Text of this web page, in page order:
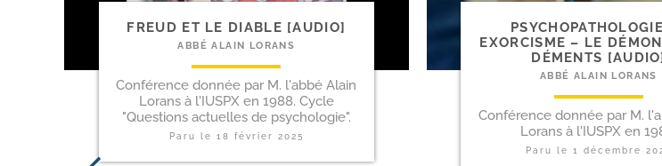
FREUD ET LE DIABLE [AUDIO]
ABBÉ ALAIN LORANS
Conférence donnée par M. l'abbé Alain
Lorans à l'IUSPX en 1988. Cycle
"Questions actuelles de psychologie".
Paru le 18 février 2025
EXORCISME – LE
DÉMENTS
ABBÉ ALAIN LORANS
Conférence donnée par M.
Lorans à l'IUSPX en
Paru le 1 décembre